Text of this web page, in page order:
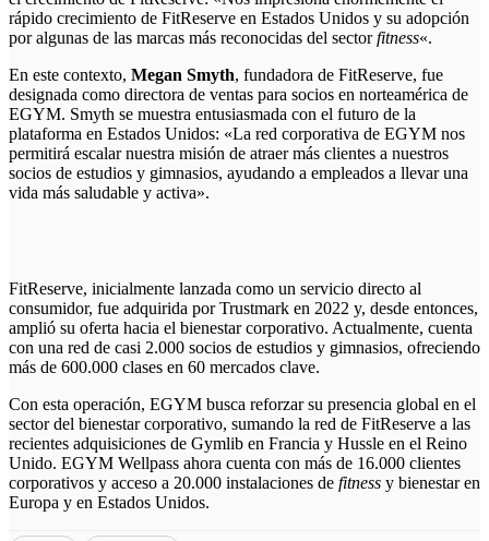
rápido crecimiento de FitReserve en Estados Unidos y su adopción
por algunas de las marcas más reconocidas del sectorfitness«.
En este contexto, Megan Smyth, fundadora de FitReserve, fue
designada como directora de ventas para socios en norteamérica de
EGYM. Smyth se muestra entusiasmada con el futuro de la
plataforma en Estados Unidos: «La red corporativa de EGYM nos
permitirá escalar nuestra misión de atraer más clientes a nuestros
socios de estudios y gimnasios, ayudando a empleados a llevar una
vida más saludable y activa».
FitReserve, inicialmente lanzada como un servicio directo al
consumidor, fue adquirida por Trustmark en 2022 y, desde entonces,
amplió su oferta hacia el bienestar corporativo. Actualmente, cuenta
con una red de casi 2.000 socios de estudios y gimnasios, ofreciendo
más de 600.000 clases en 60 mercados clave.
Con esta operación, EGYM busca reforzar su presencia global en el
sector del bienestar corporativo, sumando la red de FitReserve a las
recientes adquisiciones de Gymlib en Francia y Hussle en el Reino
Unido. EGYM Wellpass ahora cuenta con más de 16.000 clientes
corporativos y acceso a 20.000 instalaciones de fitness y bienestar en
Europa y en Estados Unidos.